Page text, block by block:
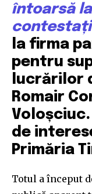
întoarsă
la firma
pentru
lucrărilor
Romair
de
Primăria
Totul a început